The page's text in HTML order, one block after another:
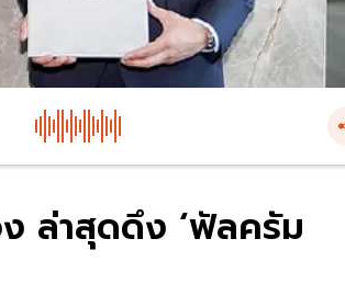
ง ล่าสุดดึง ‘ฟัลครัม